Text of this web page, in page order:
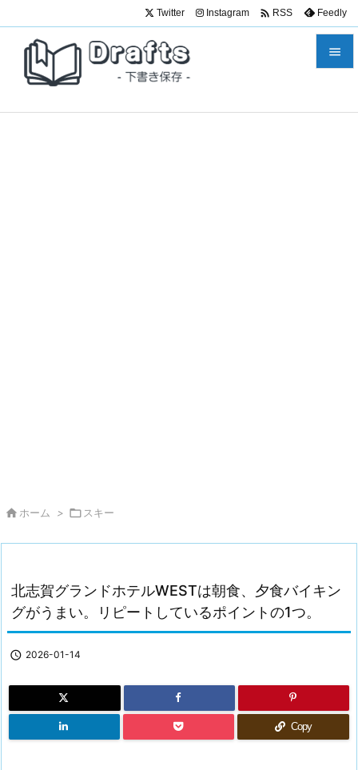

Twitter Instagram  RSS Feedly
 ホーム >  スキー
北志賀グランドホテルWESTは朝食、夕食バイキン
グがうまい。リピートしているポイントの1つ。
 2026-01-14
Copy